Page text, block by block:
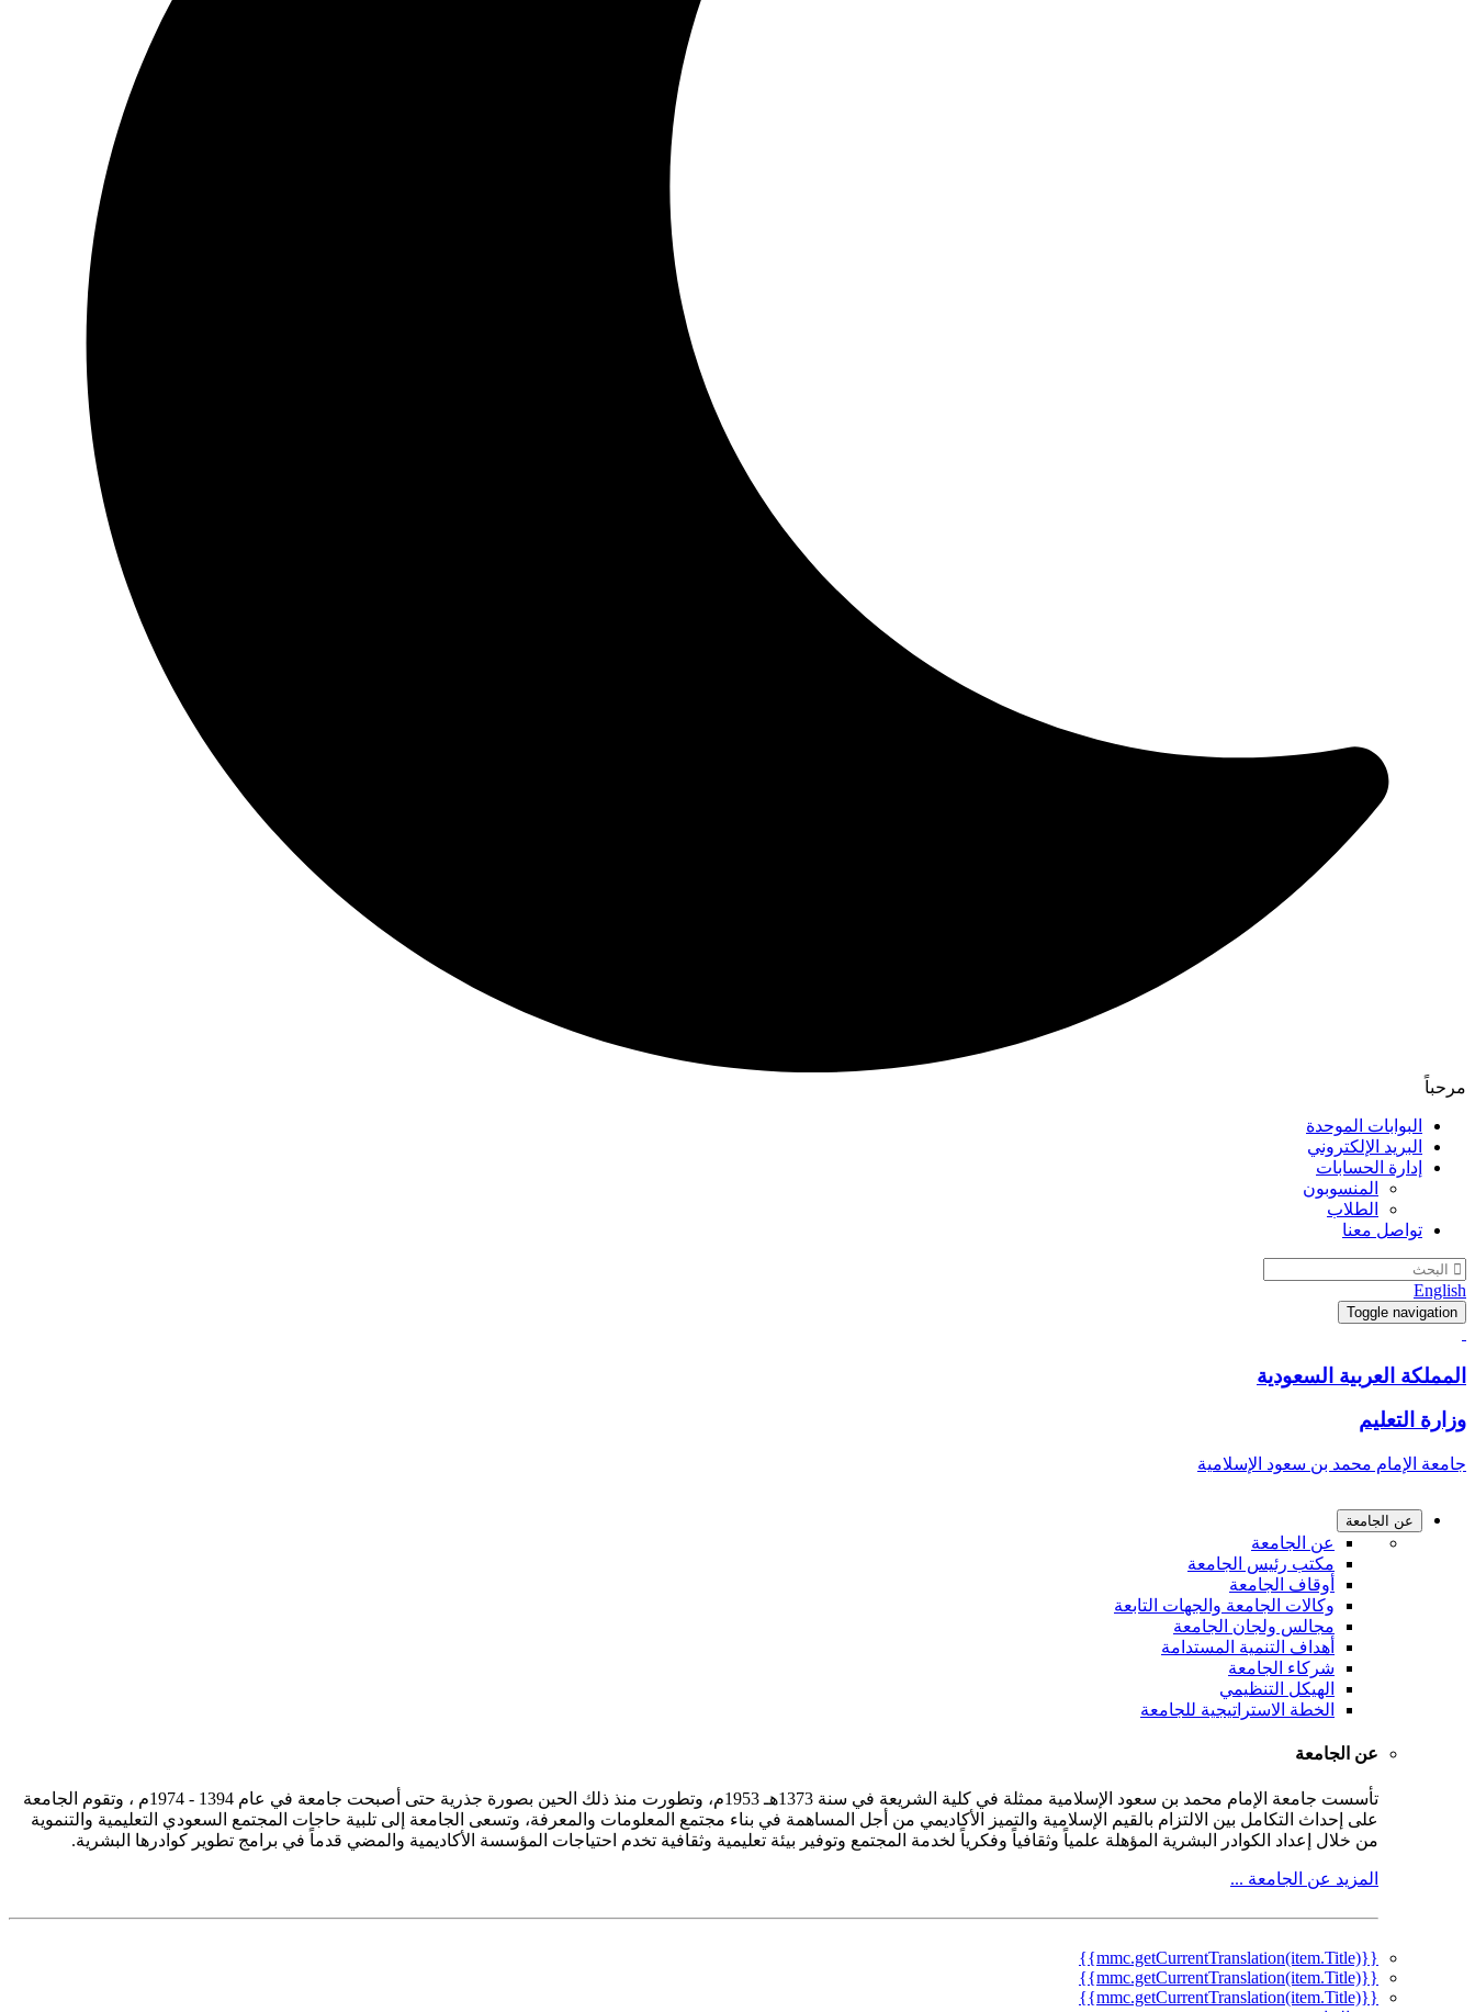
مرحباً
البوابات الموحدة
البريد الإلكتروني
إدارة الحسابات
المنسوبون
الطلاب
تواصل معنا
English
Toggle navigation
المملكة العربية السعودية
وزارة التعليم
جامعة الإمام محمد بن سعود الإسلامية
عن الجامعة
عن الجامعة
مكتب رئيس الجامعة
أوقاف الجامعة
وكالات الجامعة والجهات التابعة
مجالس ولجان الجامعة
أهداف التنمية المستدامة
شركاء الجامعة
الهيكل التنظيمي
الخطة الاستراتيجية للجامعة
عن الجامعة
تأسست جامعة الإمام محمد بن سعود الإسلامية ممثلة في كلية الشريعة في سنة 1373هـ 1953م، وتطورت منذ ذلك الحين بصورة جذرية حتى أصبحت جامعة في عام 1394 - 1974م ، وتقوم الجامعة
على إحداث التكامل بين الالتزام بالقيم الإسلامية والتميز الأكاديمي من أجل المساهمة في بناء مجتمع المعلومات والمعرفة، وتسعى الجامعة إلى تلبية حاجات المجتمع السعودي التعليمية والتنموية
من خلال إعداد الكوادر البشرية المؤهلة علمياً وثقافياً وفكرياً لخدمة المجتمع وتوفير بيئة تعليمية وثقافية تخدم احتياجات المؤسسة الأكاديمية والمضي قدماً في برامج تطوير كوادرها البشرية.
المزيد عن الجامعة ...
{{mmc.getCurrentTranslation(item.Title)}}
{{mmc.getCurrentTranslation(item.Title)}}
{{mmc.getCurrentTranslation(item.Title)}}